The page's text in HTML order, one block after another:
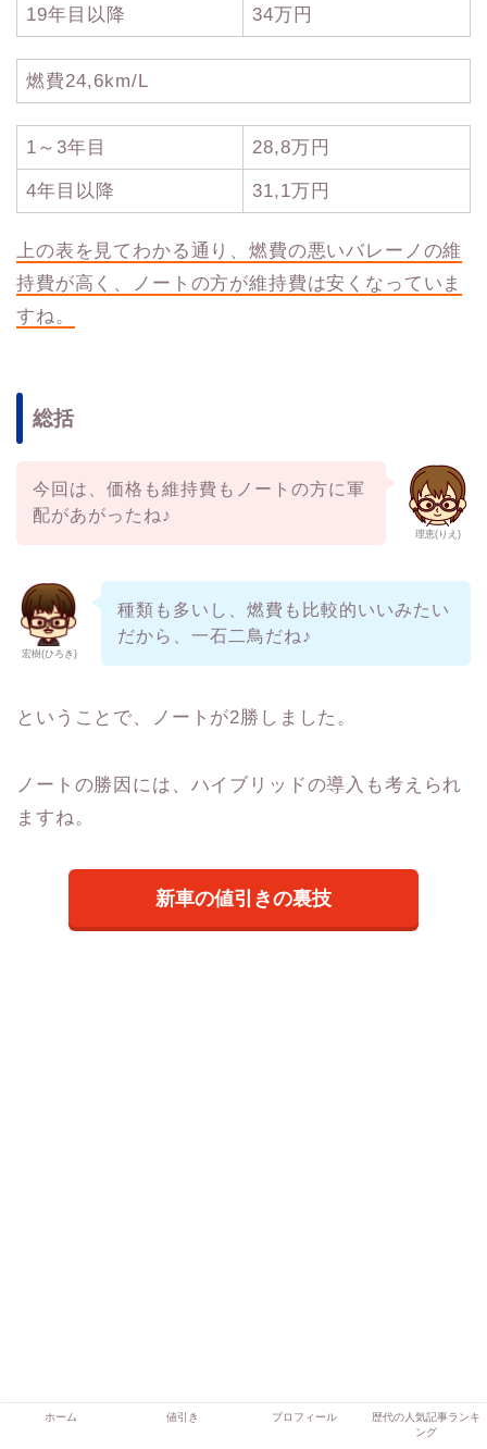
19年目以降 34万円
燃費24,6km/L
1～3年目 28,8万円
4年目以降 31,1万円
上の表を見てわかる通り、燃費の悪いバレーノの維
持費が高く、ノートの方が維持費は安くなっていま
すね。
総括
理恵(りえ)
今回は、価格も維持費もノートの方に軍
配があがったね♪
宏樹(ひろき)
種類も多いし、燃費も比較的いいみたい
だから、一石二鳥だね♪
ということで、ノートが2勝しました。
ノートの勝因には、ハイブリッドの導入も考えられ
ますね。
新車の値引きの裏技
ホーム 値引き プロフィール
歴代の人気記事ランキ
ング